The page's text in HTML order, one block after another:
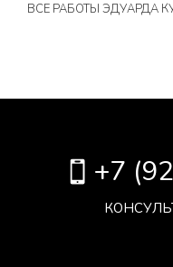
ВСЕ РАБОТЫ ЭДУАРДА
+7